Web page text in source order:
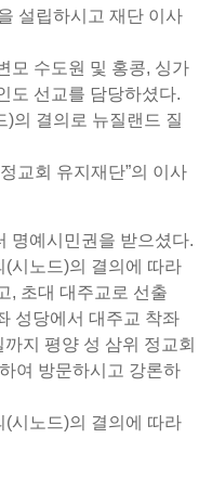
설립하시고 재단 이사
모 수도원 및 홍콩, 싱가
도 선교를 담당하셨다.
)의 결의로 뉴질랜드 질
교회 유지재단”의 이사
명예시민권을 받으셨다.
시노드)의 결의에 따라
, 초대 대주교로 선출
성당에서 대주교 착좌
지 평양 성 삼위 정교회
여 방문하시고 강론하
시노드)의 결의에 따라